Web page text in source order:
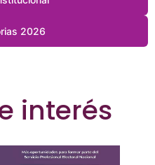
2026
interés